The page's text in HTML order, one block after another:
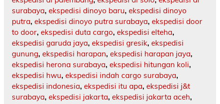
surabaya, ekspedisi dinoyo baru, ekspedisi dinoyo
putra, ekspedisi dinoyo putra surabaya, ekspedisi door
to door, ekspedisi duta cargo, ekspedisi elteha,
ekspedisi garuda jaya, ekspedisi gresik, ekspedisi
gunung, ekspedisi harapan, ekspedisi harapan jaya,
ekspedisi herona surabaya, ekspedisi hitungan koli,
ekspedisi hwu, ekspedisi indah cargo surabaya,
ekspedisi indonesia, ekspedisi itu apa, ekspedisi j&t
surabaya, ekspedisi jakarta, ekspedisi jakarta aceh,